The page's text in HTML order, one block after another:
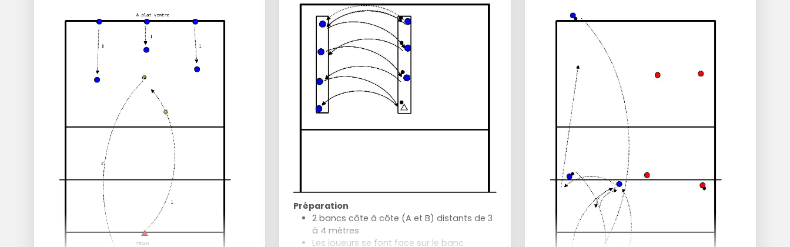
Préparation
2 bancs côte à côte (A et B) distants de 3
à 4 mètres
Les joueurs se font face sur le banc